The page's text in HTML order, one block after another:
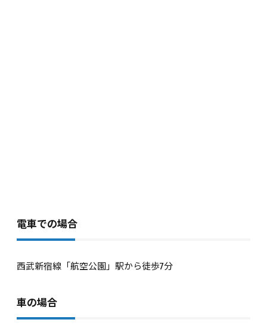
電車での場合
西武新宿線「航空公園」駅から徒歩7分
車の場合